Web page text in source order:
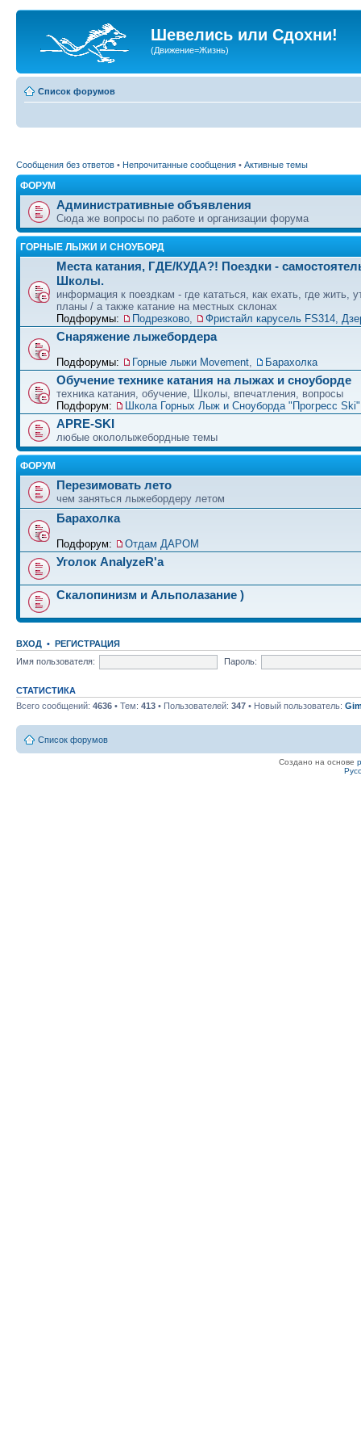
Шевелись или Сдохни!
(Движение=Жизнь)
Список форумов
Сообщения без ответов • Непрочитанные сообщения • Активные темы
ФОРУМ
Административные объявления
Сюда же вопросы по работе и организации форума
ГОРНЫЕ ЛЫЖИ И СНОУБОРД
Места катания, ГДЕ/КУДА?! Поездки -
Школы.
информация к поездкам - где кататься, как ехать, где жить,
планы / а также катание на местных склонах
Подфорумы:
Подрезково, Фристайл карусель FS314,
Снаряжение лыжебордера
Подфорумы: Горные лыжи Movement, Барахолка
Обучение технике катания на лыжах и сноуборде
техника катания, обучение, Школы, впечатления, вопросы
Подфорум:
Школа Горных Лыж и Сноуборда "Прогресс
APRE-SKI
любые окололыжебордные темы
ФОРУМ
Перезимовать лето
чем заняться лыжебордеру летом
Барахолка
Подфорум: Отдам ДАРОМ
Уголок AnalyzeR'а
Скалопинизм и Альполазание )
ВХОД • РЕГИСТРАЦИЯ
Имя пользователя:
Пароль:
СТАТИСТИКА
Всего сообщений: 4636 • Тем: 413 • Пользователей: 347 • Новый пользователь:
Список форумов
Создано на основе